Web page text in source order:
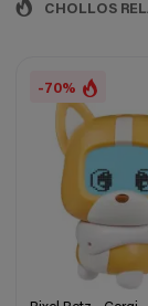
CHOLLOS
-70%